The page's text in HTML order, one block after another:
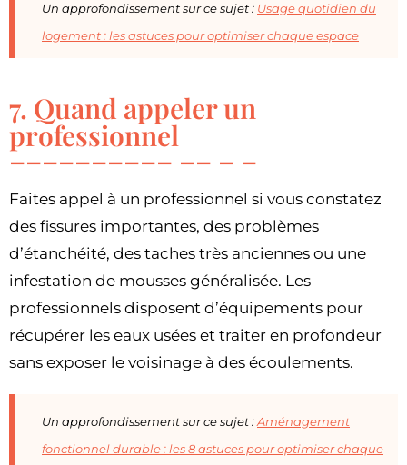
Un approfondissement sur ce sujet : Usage quotidien du
logement : les astuces pour optimiser chaque espace
7. Quand appeler un
professionnel
Faites appel à un professionnel si vous constatez
des fissures importantes, des problèmes
d’étanchéité, des taches très anciennes ou une
infestation de mousses généralisée. Les
professionnels disposent d’équipements pour
récupérer les eaux usées et traiter en profondeur
sans exposer le voisinage à des écoulements.
Un approfondissement sur ce sujet :Aménagement
fonctionnel durable : les 8 astuces pour optimiser chaque